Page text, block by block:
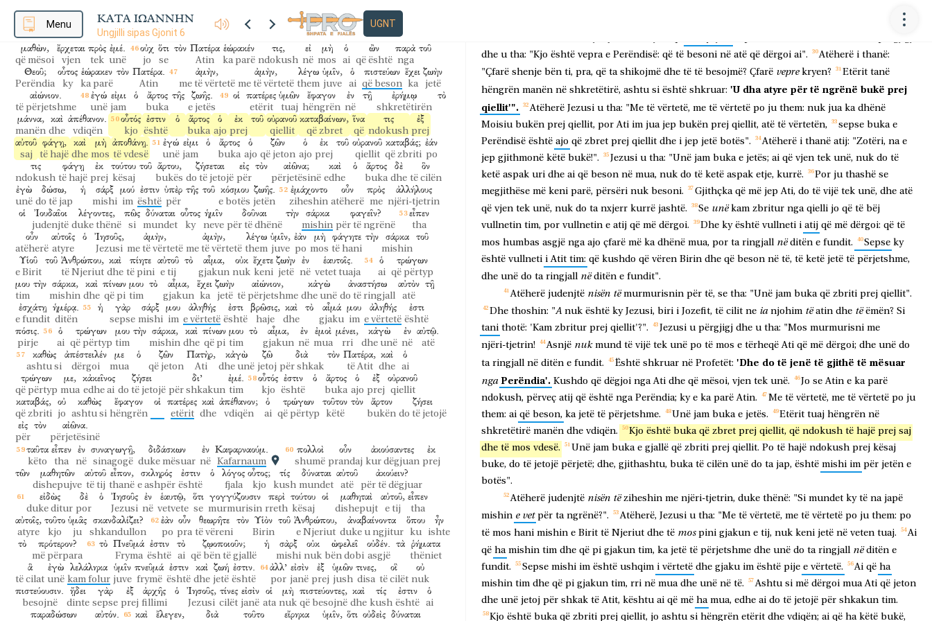
Menu ΚΑΤΑ ΙΩΑΝΝΗΝ
Ungjilli sipas Gjonit 6
UGNT
të tërheqë atë dhe unë do të ringjall atë ditën është shkruar
προφήταις,
profetët
καὶ
dhe
ἔσονται
do të jenë
πάντες
të gjithë
διδακτοὶ
të mësuar
Θεοῦ. πᾶς ὁ ἀκούσας
që dëgjoi
παρὰ
nga
τοῦ
μαθὼν,
që mësoi
ἔρχεται
vjen
πρὸς
tek
ἐμέ.
unë
οὐχ
jo
ὅτι
se
τὸν Πατέρα
Atin
ἑώρακέν
ka parë
τις,
ndokush
εἰ
në
μὴ
mos
ὁ
ai
ὢν
që është
παρὰ
nga
τοῦ
Θεοῦ;
Perëndia
οὗτος
ky
ἑώρακεν
ka parë
τὸν Πατέρα.
Atin
ἀμὴν,
me të vërtetë
ἀμὴν,
me të vërtetë
λέγω
them
ὑμῖν,
juve
ὁ
ai
πιστεύων
që beson
ἔχει
ka
ζωὴν
jetë
αἰώνιον.
të përjetshme
ἐγώ
unë
εἰμι
jam
ὁ ἄρτος
buka
τῆς ζωῆς.
e jetës
οἱ πατέρες
etërit
ὑμῶν
tuaj
ἔφαγον
hëngrën
ἐν
në
τῇ ἐρήμῳ
shkretëtirën
τὸ
μάννα,
manën
καὶ
dhe
ἀπέθανον.
vdiqën
οὗτός
kjo
ἐστιν
është
ὁ ἄρτος
buka
ὁ
ajo
ἐκ
prej
τοῦ οὐρανοῦ
qiellit
καταβαίνων,
që zbret
ἵνα
që
τις
ndokush
ἐξ
prej
αὐτοῦ
saj
φάγῃ,
të hajë
καὶ
dhe
μὴ
mos
ἀποθάνῃ.
të vdesë
ἐγώ
unë
εἰμι
jam
ὁ ἄρτος
buka
ὁ
ajo
ζῶν
që jeton
ὁ
ajo
ἐκ
prej
τοῦ οὐρανοῦ
qiellit
καταβάς;
që zbriti
ἐάν
po
τις
ndokush
φάγῃ
të hajë
ἐκ
prej
τούτου
kësaj
τοῦ ἄρτου,
bukës
ζήσεται
do të jetojë
εἰς
për
τὸν αἰῶνα;
përjetësinë
καὶ
edhe
ὁ ἄρτος
buka
δὲ
dhe
ὃν
të cilën
ἐγὼ
unë
δώσω,
do të jap
ἡ σάρξ
mishi
μού
im
ἐστιν
është
ὑπὲρ
për
τῆς τοῦ κόσμου
e botës
ζωῆς.
jetën
ἐμάχοντο
ziheshin
οὖν
atëherë
πρὸς
me
ἀλλήλους
njëri-tjetrin
οἱ Ἰουδαῖοι
judenjtë
λέγοντες,
duke thënë
πῶς
si
δύναται
mundet
οὗτος
ky
ἡμῖν
neve
δοῦναι
për të dhënë
τὴν σάρκα
mishin
φαγεῖν?
për të ngrënë
εἶπεν
tha
οὖν
atëherë
αὐτοῖς
atyre
ὁ Ἰησοῦς,
Jezusi
ἀμὴν,
me të vërtetë
ἀμὴν,
me të vërtetë
λέγω
them
ὑμῖν,
juve
ἐὰν
po
μὴ
mos
φάγητε
të hani
τὴν σάρκα
mishin
τοῦ
Υἱοῦ
e Birit
τοῦ Ἀνθρώπου,
të Njeriut
καὶ
dhe
πίητε
të pini
αὐτοῦ
e tij
τὸ αἷμα,
gjakun
οὐκ
nuk
ἔχετε
keni
ζωὴν
jetë
ἐν
në
ἑαυτοῖς.
vetet tuaja
ὁ
ai
τρώγων
që përtyp
μου
tim
τὴν σάρκα,
mishin
καὶ
dhe
πίνων
që pi
μου
tim
τὸ αἷμα,
gjakun
ἔχει
ka
ζωὴν
jetë
αἰώνιον,
të përjetshme
κἀγὼ
dhe unë
ἀναστήσω
do të ringjall
αὐτὸν
atë
τῇ
ἐσχάτῃ
e fundit
ἡμέρᾳ.
ditën
ἡ γὰρ
sepse
σάρξ
mishi
μου
im
ἀληθής
e vërtetë
ἐστι
është
βρῶσις,
haje
καὶ
dhe
τὸ αἷμά
gjaku
μου
im
ἀληθής
e vërtetë
ἐστι
është
πόσις.
pirje
ὁ
ai
τρώγων
që përtyp
μου
tim
τὴν σάρκα,
mishin
καὶ
dhe
πίνων
që pi
μου
tim
τὸ αἷμα,
gjakun
ἐν
në
ἐμοὶ
mua
μένει,
rri
κἀγὼ
dhe unë
ἐν
në
αὐτῷ.
atë
καθὼς
ashtu si
ἀπέστειλέν
dërgoi
με
mua
ὁ ζῶν
që jeton
Πατὴρ,
Ati
κἀγὼ
dhe unë
ζῶ
jetoj
διὰ
për shkak
τὸν Πατέρα,
të Atit
καὶ
dhe
ὁ
ai
τρώγων
që përtyp
με,
mua
κἀκεῖνος
edhe ai
ζήσει
do të jetojë
δι’
për shkakun
ἐμέ.
tim
οὗτός
kjo
ἐστιν
është
ὁ ἄρτος
buka
ὁ
ajo
ἐξ
prej
οὐρανοῦ
qiellit
καταβάς,
që zbriti
οὐ
jo
καθὼς
ashtu si
ἔφαγον
hëngrën
οἱ πατέρες
etërit
καὶ
dhe
ἀπέθανον;
vdiqën
ὁ
ai
τρώγων
që përtyp
τοῦτον
këtë
τὸν ἄρτον
bukën
ζήσει
do të jetojë
εἰς
për
τὸν αἰῶνα.
përjetësinë
ταῦτα
këto
εἶπεν
tha
ἐν
në
συναγωγῇ,
sinagogë
διδάσκων
duke mësuar
ἐν
në
Καφαρναούμ.
Kafarnaum
πολλοὶ
shumë
οὖν
prandaj
ἀκούσαντες
kur dëgjuan
ἐκ
prej
τῶν μαθητῶν
dishepujve
αὐτοῦ
të tij
εἶπον,
thanë
σκληρός
e ashpër
ἐστιν
është
ὁ λόγος
fjala
οὗτος;
kjo
τίς
kush
δύναται
mundet
αὐτοῦ
atë
ἀκούειν?
për të dëgjuar
εἰδὼς
duke ditur
δὲ
por
ὁ Ἰησοῦς
Jezusi
ἐν
në
ἑαυτῷ,
vetvete
ὅτι
se
γογγύζουσιν
murmurisin
περὶ
rreth
τούτου
kësaj
οἱ μαθηταὶ
dishepujt
αὐτοῦ,
e tij
εἶπεν
tha
αὐτοῖς,
atyre
τοῦτο
kjo
ὑμᾶς
ju
σκανδαλίζει?
shkandullon
ἐὰν
po
οὖν
pra
θεωρῆτε
të vëreni
τὸν Υἱὸν
Birin
τοῦ Ἀνθρώπου,
e Njeriut
ἀναβαίνοντα
duke u ngjitur
ὅπου
ku
ἦν
ishte
τὸ πρότερον?
më përpara
τὸ Πνεῦμά
Fryma
ἐστιν
është
τὸ
ai
ζῳοποιοῦν;
që bën të gjallë
ἡ σὰρξ
mishi
οὐκ
nuk
ὠφελεῖ
bën dobi
οὐδέν.
asgjë
τὰ ῥήματα
thëniet
ἃ
të cilat
ἐγὼ
unë
λελάληκα
kam folur
ὑμῖν
juve
πνεῦμά
frymë
ἐστιν
është
καὶ
dhe
ζωή
jetë
ἐστιν.
është
ἀλλ’
por
εἰσὶν
janë
ἐξ
prej
ὑμῶν
jush
τινες,
disa
οἳ
të cilët
οὐ
nuk
πιστεύουσιν.
besojnë
ᾔδει
dinte
γὰρ
sepse
ἐξ
prej
ἀρχῆς
fillimi
ὁ Ἰησοῦς,
Jezusi
τίνες
cilët
εἰσὶν
janë
οἱ
ata
μὴ
nuk
πιστεύοντες,
që besojnë
καὶ
dhe
τίς
kush
ἐστιν
është
ὁ
ai
παραδώσων αὐτόν. καὶ ἔλεγεν, διὰ τοῦτο εἴρηκα ὑμῖν, ὅτι οὐδεὶς δύναται
dhe u tha: "Kjo është vepra e Perëndisë: që të besoni në atë që dërgoi ai". Atëherë i thanë:
"Çfarë shenje bën ti, pra, që ta shikojmë dhe të të besojmë? Çfarë vepre kryen? Etërit tanë
hëngrën manën në shkretëtirë, ashtu si është shkruar: 'U dha atyre për të ngrënë bukë prej
qiellit'".
Atëherë Jezusi u tha: "Me të vërtetë, me të vërtetë po ju them: nuk jua ka dhënë
Moisiu bukën prej qiellit, por Ati im jua jep bukën prej qiellit, atë të vërtetën, sepse buka e
Perëndisë është ajo që zbret prej qiellit dhe i jep jetë botës". Atëherë i thanë atij: "Zotëri, na e
jep gjithmonë këtë bukë!". Jezusi u tha: "Unë jam buka e jetës; ai që vjen tek unë, nuk do të
ketë aspak uri dhe ai që beson në mua, nuk do të ketë aspak etje, kurrë. Por ju thashë se
megjithëse më keni parë, përsëri nuk besoni. Gjithçka që më jep Ati, do të vijë tek unë, dhe atë
që vjen tek unë, nuk do ta nxjerr kurrë jashtë. Se unë kam zbritur nga qielli jo që të bëj
vullnetin tim, por vullnetin e atij që më dërgoi. Dhe ky është vullneti i atij që më dërgoi: që të
mos humbas asgjë nga ajo çfarë më ka dhënë mua, por ta ringjall në ditën e fundit. Sepse ky
është vullneti i Atit tim: që kushdo që vëren Birin dhe që beson në të, të ketë jetë të përjetshme,
dhe unë do ta ringjall në ditën e fundit".
Atëherë judenjtë nisën të murmurisnin për të, se tha: "Unë jam buka që zbriti prej qiellit".
Dhe thoshin: "A nuk është ky Jezusi, biri i Jozefit, të cilit ne ia njohim të atin dhe të ëmën? Si
tani thotë: 'Kam zbritur prej qiellit'?". Jezusi u përgjigj dhe u tha: "Mos murmurisni me
njëri-tjetrin!
Asnjë nuk mund të vijë tek unë po të mos e tërheqë Ati që më dërgoi; dhe unë do
ta ringjall në ditën e fundit. Është shkruar në Profetët: 'Dhe do të jenë të gjithë të mësuar
nga Perëndia'. Kushdo që dëgjoi nga Ati dhe që mësoi, vjen tek unë. Jo se Atin e ka parë
ndokush, përveç atij që është nga Perëndia; ky e ka parë Atin. Me të vërtetë, me të vërtetë po ju
them: ai që beson, ka jetë të përjetshme. Unë jam buka e jetës. Etërit tuaj hëngrën në
shkretëtirë manën dhe vdiqën. Kjo është buka që zbret prej qiellit, që ndokush të hajë prej saj
dhe të mos vdesë. Unë jam buka e gjallë që zbriti prej qiellit. Po të hajë ndokush prej kësaj
buke, do të jetojë përjetë; dhe, gjithashtu, buka të cilën unë do ta jap, është mishi im për jetën e
botës".
Atëherë judenjtë nisën të ziheshin me njëri-tjetrin, duke thënë: "Si mundet ky të na japë
mishin e vet për ta ngrënë?". Atëherë, Jezusi u tha: "Me të vërtetë, me të vërtetë po ju them: po
të mos hani mishin e Birit të Njeriut dhe të mos pini gjakun e tij, nuk keni jetë në veten tuaj.
Ai
që ha mishin tim dhe që pi gjakun tim, ka jetë të përjetshme dhe unë do ta ringjall në ditën e
fundit.
Sepse mishi im është ushqim i vërtetë dhe gjaku im është pije e vërtetë. Ai që ha
mishin tim dhe që pi gjakun tim, rri në mua dhe unë në të. Ashtu si më dërgoi mua Ati që jeton
dhe unë jetoj për shkak të Atit, kështu ai që më ha mua, edhe ai do të jetojë për shkakun tim.
Kjo është buka që zbriti prej qiellit, jo ashtu si hëngrën etërit dhe vdiqën; ai që ha këtë bukë,